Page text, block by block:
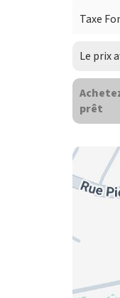
Taxe
Le prix
prêt